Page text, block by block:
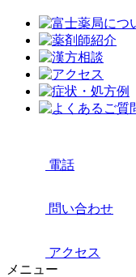
電話
問い合わせ
アクセス
メニュー